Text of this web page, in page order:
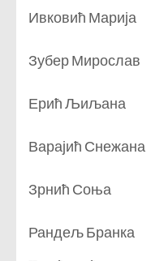
Ивковић Марија
Зубер Мирослав
Ерић Љиљана
Варајић Снежана
Зрнић Соња
Рандељ Бранка